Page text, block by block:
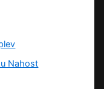
Nahost